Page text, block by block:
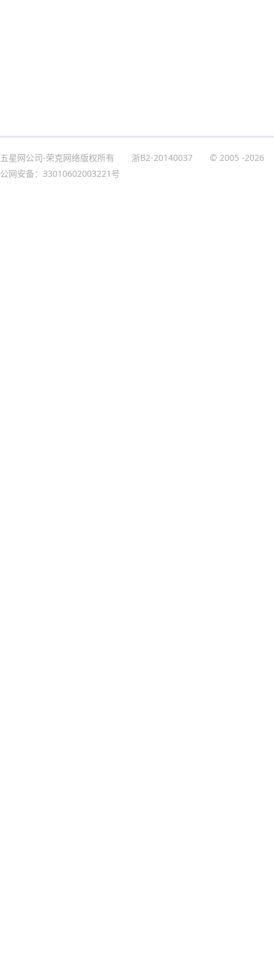
五星网公司-荣克网络版权所有 浙B2-20140037 © 2005 -2026
公网安备：33010602003221号